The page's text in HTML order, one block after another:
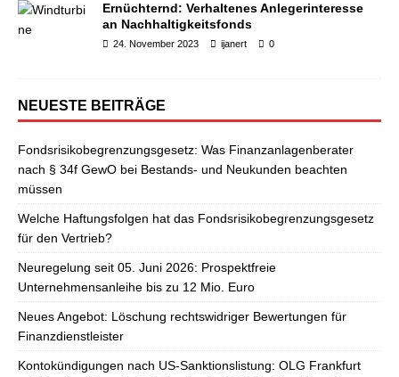
Ernüchternd: Verhaltenes Anlegerinteresse
an Nachhaltigkeitsfonds
24. November 2023 ijanert 0
NEUESTE BEITRÄGE
Fondsrisikobegrenzungsgesetz: Was Finanzanlagenberater
nach § 34f GewO bei Bestands- und Neukunden beachten
müssen
Welche Haftungsfolgen hat das Fondsrisikobegrenzungsgesetz
für den Vertrieb?
Neuregelung seit 05. Juni 2026: Prospektfreie
Unternehmensanleihe bis zu 12 Mio. Euro
Neues Angebot: Löschung rechtswidriger Bewertungen für
Finanzdienstleister
Kontokündigungen nach US-Sanktionslistung: OLG Frankfurt